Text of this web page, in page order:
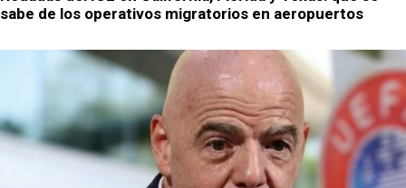
sabe de los operativos migratorios en aeropuertos